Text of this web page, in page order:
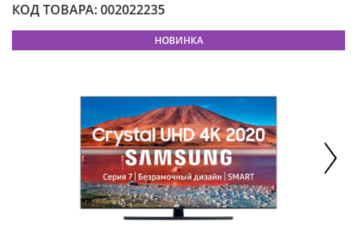
КОД ТОВАРА: 002022235
НОВИНКА